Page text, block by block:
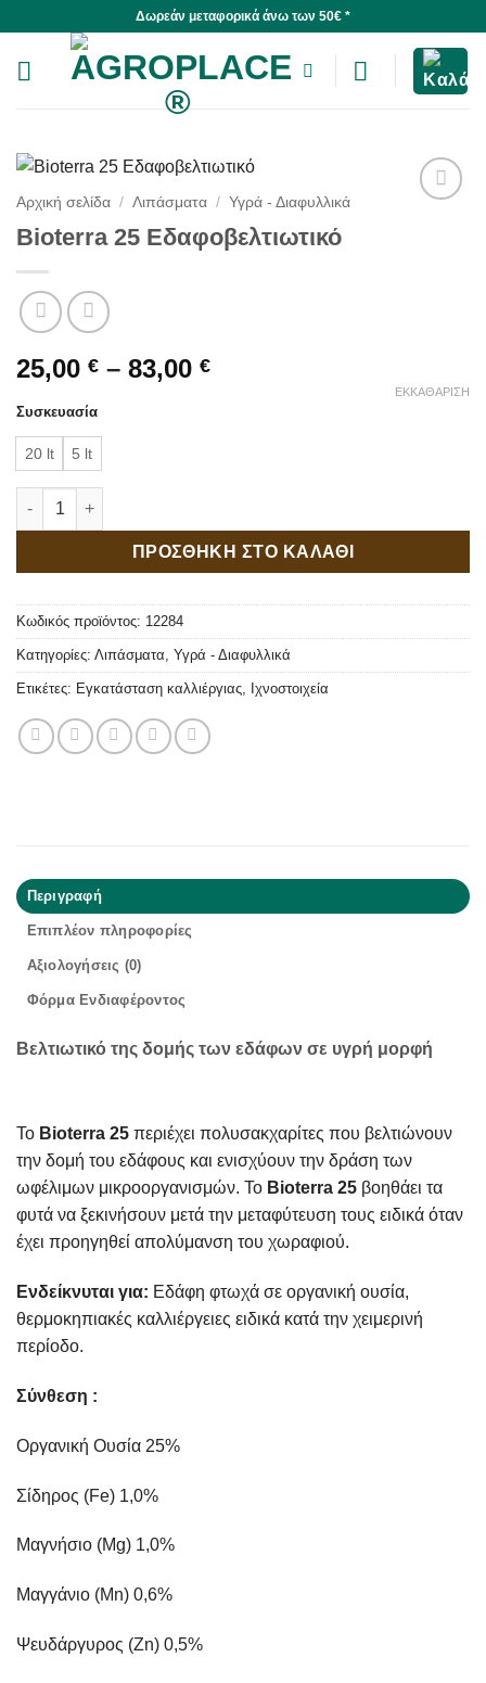
content
Δωρεάν μεταφορικά άνω των 50€ *
Αρχική σελίδα / Λιπάσματα / Υγρά - Διαφυλλικά
Bioterra 25 Εδαφοβελτιωτικό
25,00 € – 83,00 €Price
Συσκευασία
20 lt 5 lt
ΕΚΚΑΘΆΡΙΣΗ
Bioterra 25 Εδαφοβελτιωτικό ποσότητα
ΠΡΟΣΘΗΚΗ ΣΤΟ ΚΑΛΑΘΙ
Κωδικός προϊόντος: 12284
Κατηγορίες: Λιπάσματα Υγρά - Διαφυλλικά
Ετικέτες: Εγκατάσταση καλλιέργιας Ιχνοστοιχεία
Περιγραφή
Επιπλέον πληροφορίες
Αξιολογήσεις (0)
Φόρμα Ενδιαφέροντος
Βελτιωτικό της δομής των εδάφων σε υγρή μορφή
Το Bioterra 25 περιέχει πολυσακχαρίτες που βελτιώνουν
την δομή του εδάφους και ενισχύουν την δράση των
ωφέλιμων μικροοργανισμών. Το Bioterra 25 βοηθάει τα
φυτά να ξεκινήσουν μετά την μεταφύτευση τους ειδικά όταν
έχει προηγηθεί απολύμανση του χωραφιού.
Ενδείκνυται για: Εδάφη φτωχά σε οργανική ουσία,
θερμοκηπιακές καλλιέργειες ειδικά κατά την χειμερινή
περίοδο.
Σύνθεση :
Οργανική Ουσία 25%
Σίδηρος (Fe) 1,0%
Μαγνήσιο (Mg) 1,0%
Mαγγάνιο (Mn) 0,6%
Ψευδάργυρος (Zn) 0,5%